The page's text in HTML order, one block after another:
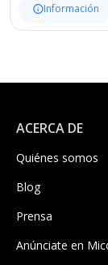
Información
ACERCA DE
Quiénes somos
Blog
Prensa
Anúnciate en